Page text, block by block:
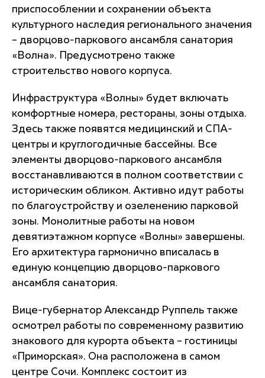
приспособлении и сохранении объекта
культурного наследия регионального значения
– дворцово-паркового ансамбля санатория
«Волна». Предусмотрено также
строительство нового корпуса.
Инфраструктура «Волны» будет включать
комфортные номера, рестораны, зоны отдыха.
Здесь также появятся медицинский и СПА-
центры и круглогодичные бассейны. Все
элементы дворцово-паркового ансамбля
восстанавливаются в полном соответствии с
историческим обликом. Активно идут работы
по благоустройству и озеленению парковой
зоны. Монолитные работы на новом
девятиэтажном корпусе «Волны» завершены.
Его архитектура гармонично вписалась в
единую концепцию дворцово-паркового
ансамбля санатория.
Вице-губернатор Александр Руппель также
осмотрел работы по современному развитию
знакового для курорта объекта – гостиницы
«Приморская». Она расположена в самом
центре Сочи. Комплекс состоит из